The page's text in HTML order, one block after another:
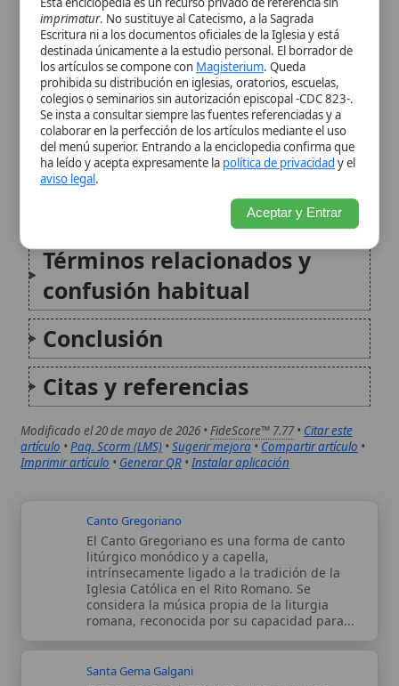
límites de la analogía
«vacancia»
Términos relacionados y
confusión habitual
Conclusión
Modificado el 20 de mayo de 2026 •FideScore™ 7.77•Citar este
artículo•Paq. Scorm (LMS) •Sugerir mejora•Compartir artículo
Imprimir artículo
Canto Gregoriano
El Canto Gregoriano es una forma de canto
litúrgico monódico y a capella,
intrínsecamente ligado a la tradición de la
Iglesia Católica en el Rito Romano. Se
considera la música propia de la liturgia
Santa Gema Galgani
contemplación del misterio de la Pasión de
Cristo. Su vida breve, marcada por el
sufrimiento físico y por una intensa vida
interior, culminó en el...
Autor:Comité editorial
editorial de Wikitólica. Las afirmaciones
ha leído y acepta expresamente lapolítica de privacidady el
aviso legal.
Aceptar y Entrar